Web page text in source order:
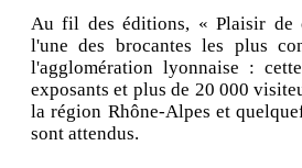
Au fil des éditions, « Plaisir de
l'une des brocantes les plus
l'agglomération lyonnaise :
exposants et plus de 20 000
la région Rhône-Alpes et
sont attendus.